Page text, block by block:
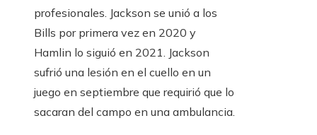
profesionales. Jackson se unió a los
Bills por primera vez en 2020 y
Hamlin lo siguió en 2021. Jackson
sufrió una lesión en el cuello en un
juego en septiembre que requirió que lo
sacaran del campo en una ambulancia.